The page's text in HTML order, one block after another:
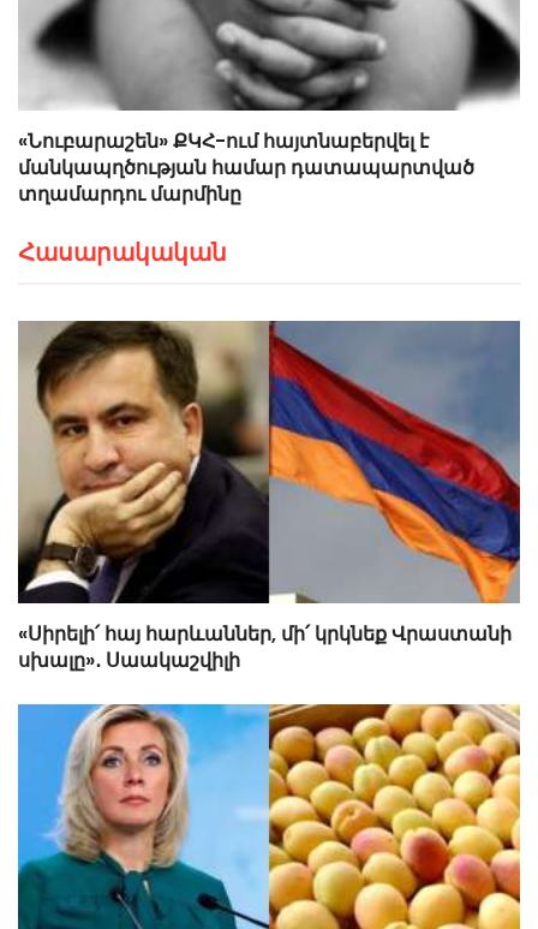
«Նուբարաշեն» ՔԿՀ-ում հայտնաբերվել է
մանկապղծության համար դատապարտված
տղամարդու մարմինը
Հասարակական
«Սիրելի՛ հայ հարևաններ, մի՛ կրկնեք Վրաստանի
սխալը»․ Սաակաշվիլի